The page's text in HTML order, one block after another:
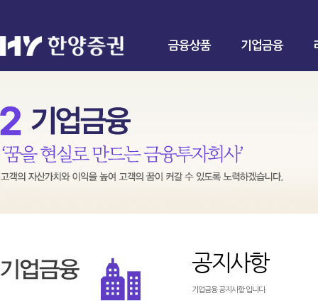
금융상품 기업금융
공지사항
기업금융 공지사항 입니다.